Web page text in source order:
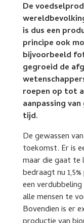
De
is dus een
principe ook
bijvoorbeeld
gegroeid de
roepen op tot
aanpassing
tijd.
De gewassen
toekomst. Er is
maar die gaat te
bedraagt nu
een
alle mensen te
Bovendien is er